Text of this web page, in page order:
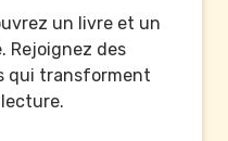
un livre et un
Rejoignez des
qui transforment